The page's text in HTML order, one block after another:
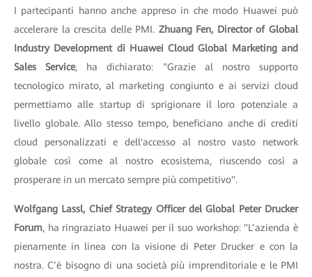
I partecipanti hanno anche appreso in che modo Huawei può
accelerare la crescita delle PMI. Zhuang Fen, Director of Global
Industry Development di Huawei Cloud Global Marketing and
Sales Service, ha dichiarato: "Grazie al nostro supporto
tecnologico mirato, al marketing congiunto e ai servizi cloud
permettiamo alle startup di sprigionare il loro potenziale a
livello globale. Allo stesso tempo, beneficiano anche di crediti
cloud personalizzati e dell'accesso al nostro vasto network
globale così come al nostro ecosistema, riuscendo così a
prosperare in un mercato sempre più competitivo".
Wolfgang Lassl, Chief Strategy Officer del Global Peter Drucker
Forum, ha ringraziato Huawei per il suo workshop: "L’azienda è
pienamente in linea con la visione di Peter Drucker e con la
nostra. C’è bisogno di una società più imprenditoriale e le PMI